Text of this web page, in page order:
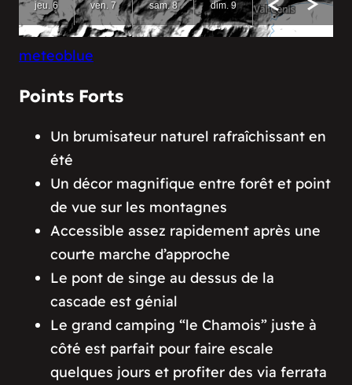
meteoblue
Points Forts
Un brumisateur naturel rafraîchissant en
été
Un décor magnifique entre forêt et point
de vue sur les montagnes
Accessible assez rapidement après une
courte marche d’approche
Le pont de singe au dessus de la
cascade est génial
Le grand camping “le Chamois” juste à
côté est parfait pour faire escale
quelques jours et profiter des via ferrata